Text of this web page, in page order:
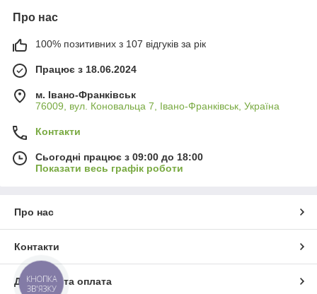
Про нас
100% позитивних з 107 відгуків за рік
Працює з 18.06.2024
м. Івано-Франківськ
76009, вул. Коновальца 7, Івано-Франківськ, Україна
Контакти
Сьогодні працює з 09:00 до 18:00
Показати весь графік роботи
Про нас
Контакти
Доставка та оплата
КНОПКА
ЗВ'ЯЗКУ